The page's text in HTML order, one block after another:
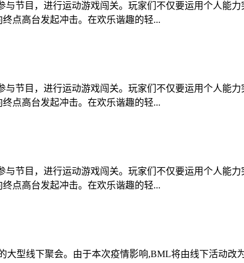
节目，进行运动游戏闯关。玩家们不仅要运用个人能力
点高台发起冲击。在欢乐谐趣的轻...
节目，进行运动游戏闯关。玩家们不仅要运用个人能力
点高台发起冲击。在欢乐谐趣的轻...
节目，进行运动游戏闯关。玩家们不仅要运用个人能力
点高台发起冲击。在欢乐谐趣的轻...
型线下聚会。由于本次疫情影响,BML将由线下活动改